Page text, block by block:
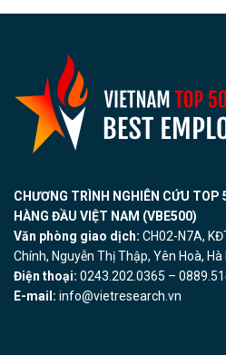
CHƯƠNG TRÌNH NGHIÊN CỨU TOP
HÀNG ĐẦU VIỆT NAM (VBE500)
Văn phòng giao dịch: CH02-N7A,
Chính, Nguyễn Thị Thập, Yên Hoà, Hà
Điện thoại: 0243.202.0365 –
E-mail: info@vietresearch.vn